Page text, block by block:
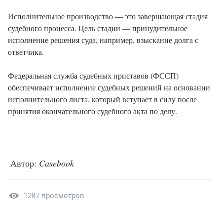
Исполнительное производство — это завершающая стадия
судебного процесса. Цель стадии — принудительное
исполнение решения суда, например, взыскание долга с
ответчика.
Федеральная служба судебных приставов (ФССП)
обеспечивает исполнение судебных решений на основании
исполнительного листа, который вступает в силу после
принятия окончательного судебного акта по делу.
Автор: Casebook
1287 просмотров